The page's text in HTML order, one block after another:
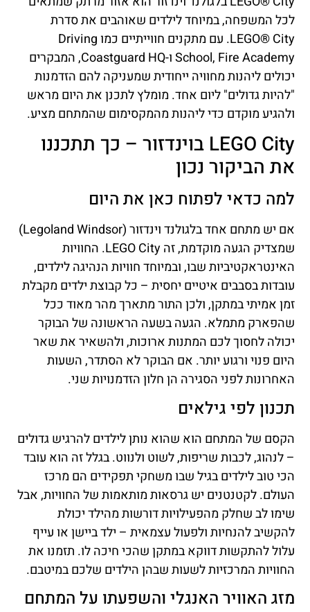
לכל המשפחה, במיוחד לילדים שאוהבים את סדרת
LEGO® City. עם מתקנים חווייתיים כמו Driving
School, Fire Academy ו-Coastguard HQ, המבקרים
יכולים ליהנות מחוויה ייחודית שמעניקה להם הזדמנות
"להיות גדולים" ליום אחד. מומלץ לתכנן את היום מראש
ולהגיע מוקדם כדי ליהנות מהמקסימום שהמתחם מציע.
LEGO City בוינדזור – כך תתכננו
את הביקור נכון
למה כדאי לפתוח כאן את היום
אם יש מתחם אחד בלגולנד וינדזור (Legoland Windsor)
שמצדיק הגעה מוקדמת, זה LEGO City. החוויות
האינטראקטיביות שבו, ובמיוחד חוויות הנהיגה לילדים,
עובדות בסבבים איטיים יחסית – כל קבוצת ילדים מקבלת
זמן אמיתי במתקן, ולכן התור מתארך מהר מאוד ככל
שהפארק מתמלא. הגעה בשעה הראשונה של הבוקר
יכולה לחסוך לכם המתנות ארוכות, ולהשאיר את שאר
היום פנוי ורגוע יותר. אם הבוקר לא הסתדר, השעות
האחרונות לפני הסגירה הן חלון הזדמנויות שני.
תכנון לפי גילאים
הקסם של המתחם הוא שהוא נותן לילדים להרגיש גדולים
– לנהוג, לכבות שריפות, לשוט ולנווט. בגלל זה הוא עובד
הכי טוב לילדים בגיל שבו משחקי תפקידים הם מרכז
העולם. לקטנטנים יש גרסאות מותאמות של החוויות, אבל
שימו לב שחלק מהפעילויות דורשות מהילד יכולת
להקשיב להנחיות ולפעול עצמאית – ילד ביישן או עייף
עלול להתקשות דווקא במתקן שהכי חיכה לו. תזמנו את
החוויות המרכזיות לשעות שבהן הילדים שלכם במיטבם.
מזג האוויר האנגלי והשפעתו על המתחם